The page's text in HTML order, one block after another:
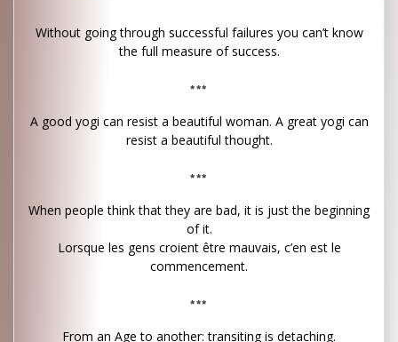
Without going through successful failures you can’t know
the full measure of success.
***
A good yogi can resist a beautiful woman. A great yogi can
resist a beautiful thought.
***
When people think that they are bad, it is just the beginning
of it.
Lorsque les gens croient être mauvais, c’en est le
commencement.
***
From an Age to another: transiting is detaching.